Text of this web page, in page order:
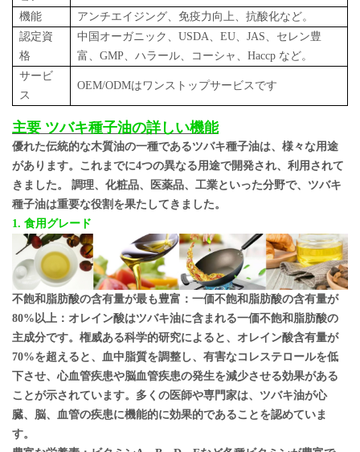
機能
アンチエイジング、免疫力向上、抗酸化など。
認定資
格
中国オーガニック、USDA、EU、JAS、セレン豊
富、GMP、ハラール、コーシャ、Haccp など。
サービ
ス
OEM/ODMはワンストップサービスです
主要 ツバキ種子油の詳しい機能
優れた伝統的な木質油の一種であるツバキ種子油は、様々な用途
があります。これまでに4つの異なる用途で開発され、利用されて
きました。 調理、化粧品、医薬品、工業といった分野で、ツバキ
種子油は重要な役割を果たしてきました。
1. 食用グレード
不飽和脂肪酸の含有量が最も豊富：一価不飽和脂肪酸の含有量が
80%以上：オレイン酸はツバキ油に含まれる一価不飽和脂肪酸の
主成分です。権威ある科学的研究によると、オレイン酸含有量が
70%を超えると、血中脂質を調整し、有害なコレステロールを低
下させ、心血管疾患や脳血管疾患の発生を減少させる効果がある
ことが示されています。多くの医師や専門家は、ツバキ油が心
臓、脳、血管の疾患に機能的に効果的であることを認めていま
す。